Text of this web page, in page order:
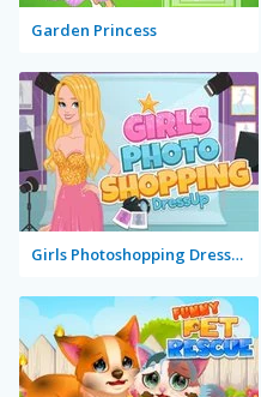
Garden Princess
Girls Photoshopping Dressup